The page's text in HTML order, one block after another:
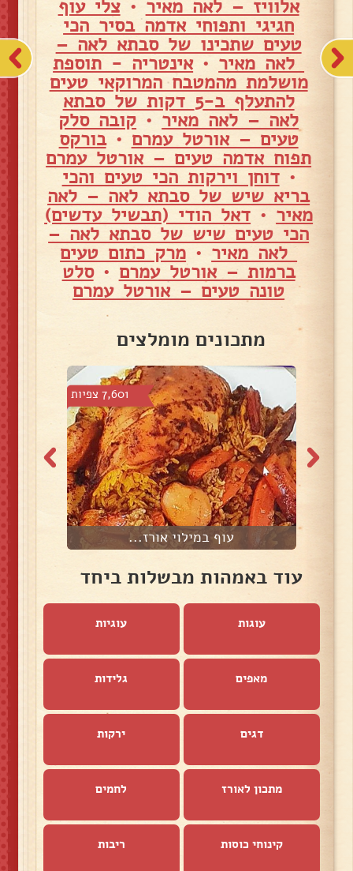
אלוויז – לאה מאיר •צלי עוף
חגיגי ותפוחי אדמה בסיר הכי
טעים שתכינו של סבתא לאה –
לאה מאיר •אינטריה - תוספת
מושלמת מהמטבח המרוקאי טעים
להתעלף ב-5 דקות של סבתא
לאה – לאה מאיר • קובה סלק
טעים – אורטל עמרם •בורקס
תפוח אדמה טעים – אורטל עמרם
•דוחן וירקות הכי טעים והכי
בריא שיש של סבתא לאה – לאה
מאיר • דאל הודי (תבשיל עדשים)
הכי טעים שיש של סבתא לאה –
לאה מאיר • מרק כתום טעים
ברמות – אורטל עמרם •סלט
טונה טעים – אורטל עמרם
מתכונים מומלצים
7,601 צפיות
עוף במילוי אורז...
עוד באמהות מבשלות ביחד
עוגות עוגיות
מאפים גלידות
דגים ירקות
מתכון לאורז לחמים
קינוחי כוסות ריבות